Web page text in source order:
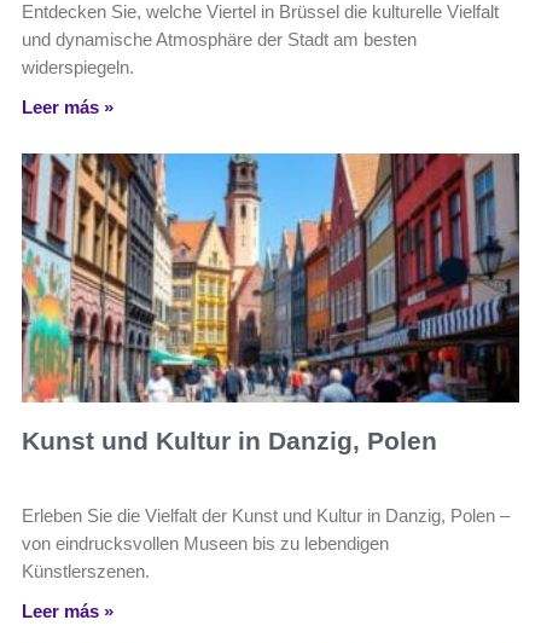
Entdecken Sie, welche Viertel in Brüssel die kulturelle Vielfalt
und dynamische Atmosphäre der Stadt am besten
widerspiegeln.
Leer más »
Kunst und Kultur in Danzig, Polen
Erleben Sie die Vielfalt der Kunst und Kultur in Danzig, Polen –
von eindrucksvollen Museen bis zu lebendigen
Künstlerszenen.
Leer más »